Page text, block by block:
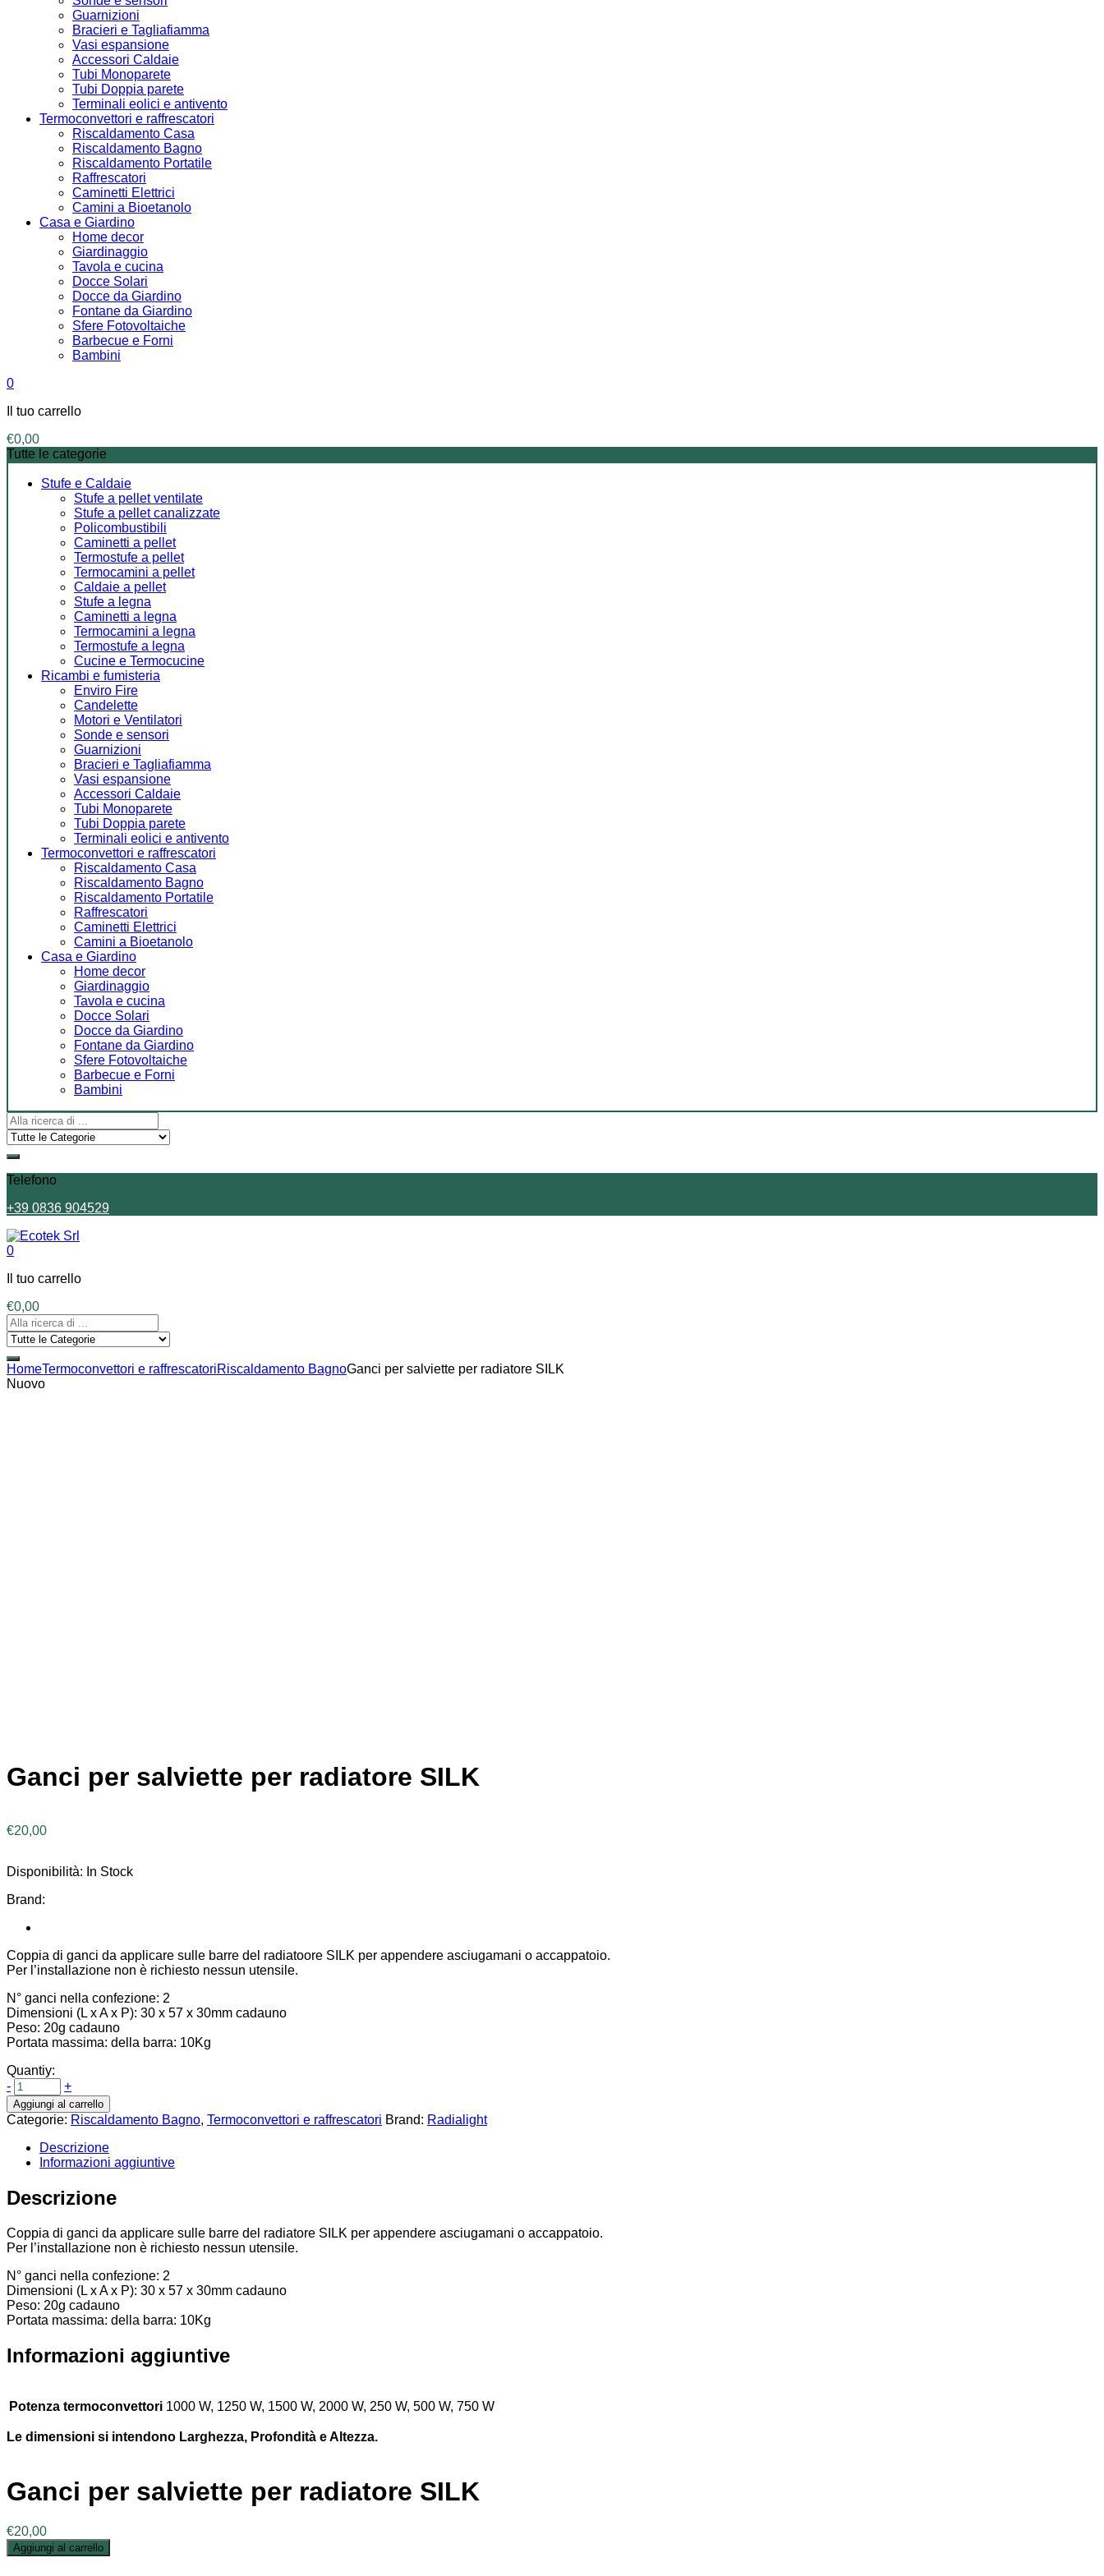
Guarnizioni
Bracieri e Tagliafiamma
Vasi espansione
Accessori Caldaie
Tubi Monoparete
Tubi Doppia parete
Terminali eolici e antivento
Termoconvettori e raffrescatori
Riscaldamento Casa
Riscaldamento Bagno
Riscaldamento Portatile
Raffrescatori
Caminetti Elettrici
Camini a Bioetanolo
Casa e Giardino
Home decor
Giardinaggio
Tavola e cucina
Docce Solari
Docce da Giardino
Fontane da Giardino
Sfere Fotovoltaiche
Barbecue e Forni
Bambini
0
Il tuo carrello
€0,00
Tutte le categorie
Stufe e Caldaie
Stufe a pellet ventilate
Stufe a pellet canalizzate
Policombustibili
Caminetti a pellet
Termostufe a pellet
Termocamini a pellet
Caldaie a pellet
Stufe a legna
Caminetti a legna
Termocamini a legna
Termostufe a legna
Cucine e Termocucine
Ricambi e fumisteria
Enviro Fire
Candelette
Motori e Ventilatori
Sonde e sensori
Guarnizioni
Bracieri e Tagliafiamma
Vasi espansione
Accessori Caldaie
Tubi Monoparete
Tubi Doppia parete
Terminali eolici e antivento
Termoconvettori e raffrescatori
Riscaldamento Casa
Riscaldamento Bagno
Riscaldamento Portatile
Raffrescatori
Caminetti Elettrici
Camini a Bioetanolo
Casa e Giardino
Home decor
Giardinaggio
Tavola e cucina
Docce Solari
Docce da Giardino
Fontane da Giardino
Sfere Fotovoltaiche
Barbecue e Forni
Bambini
Telefono
+39 0836 904529
0
Il tuo carrello
€0,00
HomeTermoconvettori e raffrescatoriRiscaldamento BagnoGanci per salviette per radiatore SILK
Nuovo
Ganci per salviette per radiatore SILK
€20,00
Disponibilità: In Stock
Brand:
Coppia di ganci da applicare sulle barre del radiatoore SILK per appendere asciugamani o accappatoio.
Per l’installazione non è richiesto nessun utensile.
N° ganci nella confezione: 2
Dimensioni (L x A x P): 30 x 57 x 30mm cadauno
Peso: 20g cadauno
Portata massima: della barra: 10Kg
Quantiy:
-
+
Aggiungi al carrello
Categorie: Riscaldamento Bagno, Termoconvettori e raffrescatori Brand: Radialight
Descrizione
Informazioni aggiuntive
Descrizione
Coppia di ganci da applicare sulle barre del radiatore SILK per appendere asciugamani o accappatoio.
Per l’installazione non è richiesto nessun utensile.
N° ganci nella confezione: 2
Dimensioni (L x A x P): 30 x 57 x 30mm cadauno
Peso: 20g cadauno
Portata massima: della barra: 10Kg
Informazioni aggiuntive
Potenza termoconvettori 1000 W, 1250 W, 1500 W, 2000 W, 250 W, 500 W, 750 W
Le dimensioni si intendono Larghezza, Profondità e Altezza.
Ganci per salviette per radiatore SILK
€20,00
Aggiungi al carrello